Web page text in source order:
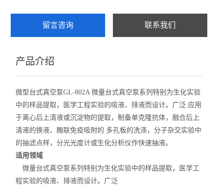
留言咨询 联系我们
产品介绍
微型台式真空泵GL-802A 微量台式真空泵系列特别为生化实验
中的样品提取，医学工程实验的吸液、排液而设计。广泛 应用
于离心后上清液或沉淀物的提取，制备单克隆抗体，融合后上
清液的换液、酶联免疫吸附的 多孔板的洗涤，分子杂交实验中
的抽滤点样，分光光度计或生化分析仪作快速抽液。
适用领域
微量台式真空泵系列特别为生化实验中的样品提取，医学工
程实验的吸液、排液而设计。广泛